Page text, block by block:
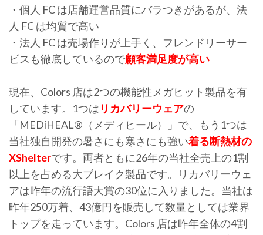
・個人 FC は店舗運営品質にバラつきがあるが、法
人 FC は均質で高い
・法人 FC は売場作りが上手く、フレンドリーサー
ビスも徹底しているので顧客満足度が高い
現在、Colors 店は2つの機能性メガヒット製品を有
しています。1つは リカバリーウェアの
「MEDiHEAL®（メディヒール）」で、もう1つは
当社独自開発の暑さにも寒さにも強い着る断熱材の
XShelterです。両者ともに26年の当社全売上の1割
以上を占める大ブレイク製品です。リカバリーウェ
アは昨年の流行語大賞の30位に入りました。当社は
昨年250万着、43億円を販売して数量としては業界
トップを走っています。Colors 店は昨年全体の4割